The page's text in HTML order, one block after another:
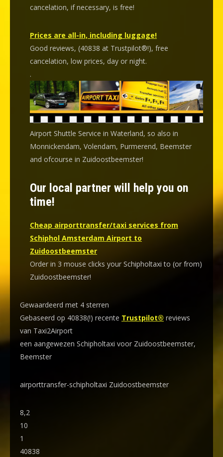
cancelation, if necessary, is free!
Prices are all-in, including luggage!
Good reviews, (40838 at Trustpilot®!), free
cancelation, low prices, day or night.
.
Airport Shuttle Service in Waterland, so also in
Monnickendam, Volendam, Purmerend, Beemster
and ofcourse in Zuidoostbeemster!
Our local partner will help you on
time!
Cheap airporttransfer/taxi services from
Schiphol Amsterdam Airport to
Zuidoostbeemster
Order in 3 mouse clicks your Schipholtaxi to (or from)
Zuidoostbeemster!
Gewaardeerd met 4 sterren
Gebaseerd op 40838(!) recente Trustpilot® reviews
van Taxi2Airport
een aangewezen Schipholtaxi voor Zuidoostbeemster,
Beemster
airporttransfer-schipholtaxi Zuidoostbeemster
8,2
10
1
40838